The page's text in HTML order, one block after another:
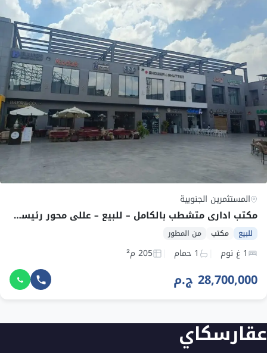
المستثمرين الجنوبية
مكتب اداري متشطب بالكامل – للبيع – عللي محور رئيسي – القاهرة الجديدة – بالتقسيط
للبيع مكتب من المطور
1 غ نوم 1 حمام 205 م²
28,700,000 ج.م
عقارسكاي